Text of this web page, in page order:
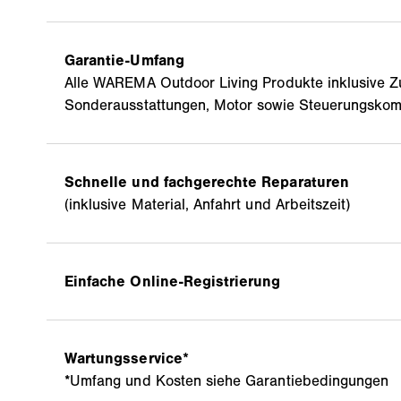
Garantie-Umfang
Alle WAREMA Outdoor Living Produkte inklusive
Sonderausstattungen, Motor sowie
Schnelle und fachgerechte Reparaturen
(inklusive Material, Anfahrt und Arbeitszeit)
Einfache Online-Registrierung
Wartungsservice*
*Umfang und Kosten siehe Garantiebedingungen